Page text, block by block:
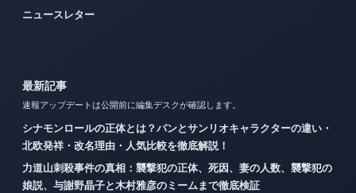
ニュースレター
最新記事
速報アップデートは公開前に編集デスクが確認します。
シナモンロールの正体とは？パンとサンリオキャラクターの違い・
北欧発祥・改名理由・人気比較を徹底解説！
力道山刺殺事件の真相：襲撃犯の正体、死因、妻の人数、襲撃犯の
娘説、与謝野晶子と木村雅彦のミームまで徹底検証